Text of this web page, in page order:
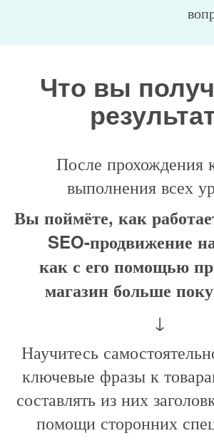
Что вы
После прохождения
выполнения всех
Вы поймёте, как
SEO-продвижение
как с его помощью
магазин больше
↓
Научитесь
ключевые фразы к
составлять из них
помощи сторонних